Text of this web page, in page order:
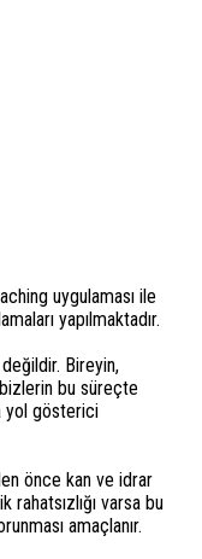
uygulaması ile
yapılmaktadır.
Bireyin,
bu süreçte
yol gösterici
önce kan ve idrar
varsa bu
amaçlanır.